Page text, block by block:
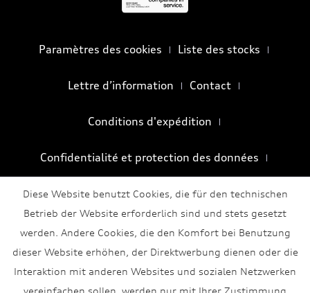
Paramètres des cookies Liste des stocks
Lettre d’information Contact
Conditions d'expédition
Confidentialité et protection des données
Conditions générales Mentions légales
Diese Website benutzt Cookies, die für den technischen
Betrieb der Website erforderlich sind und stets gesetzt
werden. Andere Cookies, die den Komfort bei Benutzung
dieser Website erhöhen, der Direktwerbung dienen oder die
Interaktion mit anderen Websites und sozialen Netzwerken
vereinfachen sollen, werden nur mit Ihrer Zustimmung